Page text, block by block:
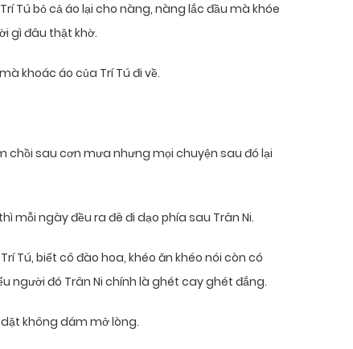
Tú bỏ cả áo lại cho nàng, nàng lắc đầu mà khóe
gì đâu thật khờ.
khoác áo của Trí Tú đi về.
sau cơn mưa nhưng mọi chuyện sau đó lại
mỗi ngày đều ra đê đi dạo phía sau Trân Ni.
Tú, biết cô đào hoa, khéo ăn khéo nói còn có
người đó Trân Ni chính là ghét cay ghét đắng.
không dám mở lòng.